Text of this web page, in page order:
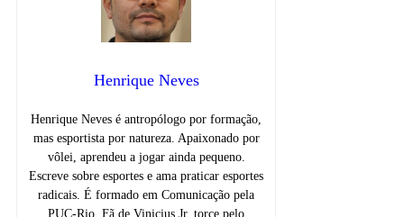
Henrique Neves
Henrique Neves é antropólogo por formação,
mas esportista por natureza. Apaixonado por
vôlei, aprendeu a jogar ainda pequeno.
Escreve sobre esportes e ama praticar esportes
radicais. É formado em Comunicação pela
PUC-Rio. Fã de Vinicius Jr, torce pelo